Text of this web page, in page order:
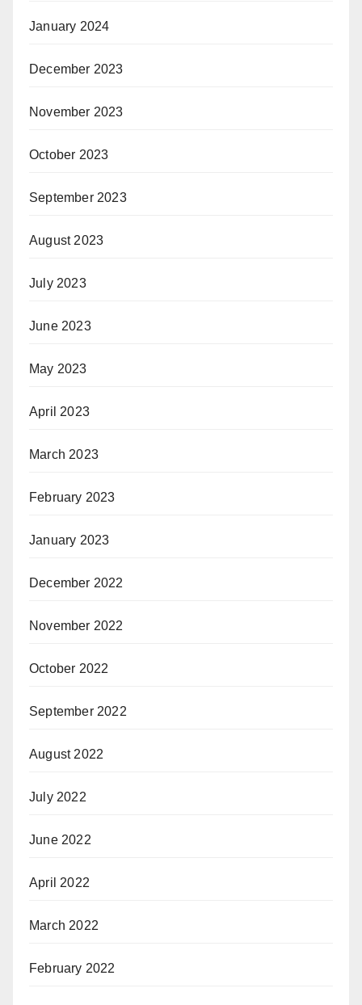
January 2024
December 2023
November 2023
October 2023
September 2023
August 2023
July 2023
June 2023
May 2023
April 2023
March 2023
February 2023
January 2023
December 2022
November 2022
October 2022
September 2022
August 2022
July 2022
June 2022
April 2022
March 2022
February 2022